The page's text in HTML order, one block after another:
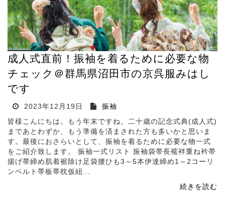
成人式直前！振袖を着るために必要な物
チェック＠群馬県沼田市の京呉服みはし
です
2023年12月19日
振袖
皆様こんにちは。もう年末ですね。二十歳の記念式典(成人式)
まであとわずか、もう準備を済まされた方も多いかと思いま
す。最後におさらいとして、振袖を着るために必要な物一式
をご紹介致します。 振袖一式リスト 振袖袋帯長襦袢重ね衿帯
揚げ帯締め肌着裾除け足袋腰ひも3～5本伊達締め1～2コーリ
ンベルト帯板帯枕仮紐...
続きを読む